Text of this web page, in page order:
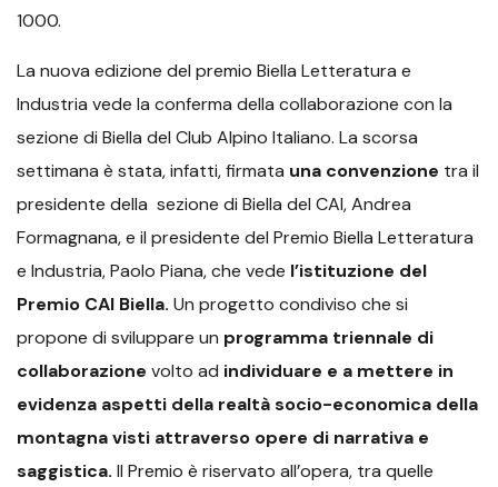
1000.
La nuova edizione del premio Biella Letteratura e
Industria vede la conferma della collaborazione con la
sezione di Biella del Club Alpino Italiano. La scorsa
settimana è stata, infatti, firmata una convenzione tra il
presidente della sezione di Biella del CAI, Andrea
Formagnana, e il presidente del Premio Biella Letteratura
e Industria, Paolo Piana, che vede l’istituzione del
Premio CAI Biella. Un progetto condiviso che si
propone di sviluppare un programma triennale di
collaborazione volto ad individuare e a mettere in
evidenza aspetti della realtà socio-economica della
montagna visti attraverso opere di narrativa e
saggistica. Il Premio è riservato all’opera, tra quelle